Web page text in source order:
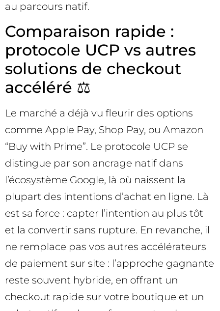
au parcours natif.
Comparaison rapide :
protocole UCP vs autres
solutions de checkout
accéléré ⚖️
Le marché a déjà vu fleurir des options
comme Apple Pay, Shop Pay, ou Amazon
“Buy with Prime”. Le protocole UCP se
distingue par son ancrage natif dans
l’écosystème Google, là où naissent la
plupart des intentions d’achat en ligne. Là
est sa force : capter l’intention au plus tôt
et la convertir sans rupture. En revanche, il
ne remplace pas vos autres accélérateurs
de paiement sur site : l’approche gagnante
reste souvent hybride, en offrant un
checkout rapide sur votre boutique et un